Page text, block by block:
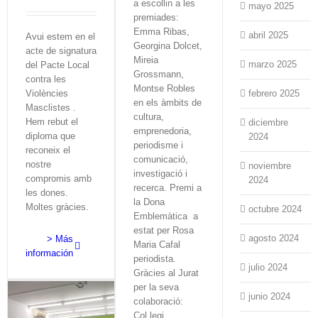
a escollin a les
premiades:
Emma Ribas,
Georgina Dolcet,
Mireia
Grossmann,
Montse Robles
en els àmbits de
cultura,
emprenedoria,
periodisme i
comunicació,
investigació i
recerca. Premi a
la Dona
Emblemàtica a
estat per Rosa
Maria Cafal
periodista.
Gràcies al Jurat
per la seva
colaboració:
Col.legi
Avui estem en el
acte de signatura
del Pacte Local
contra les
Violències
Masclistes .
Hem rebut el
diploma que
reconeix el
nostre
compromis amb
les dones.
Moltes gràcies.
> Más
información
mayo 2025
abril 2025
marzo 2025
febrero 2025
diciembre
2024
noviembre
2024
octubre 2024
agosto 2024
julio 2024
junio 2024